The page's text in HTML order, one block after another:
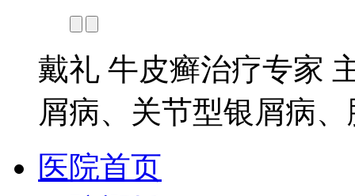
戴礼 牛皮癣治疗专家
屑病、关节型银屑病
医院首页